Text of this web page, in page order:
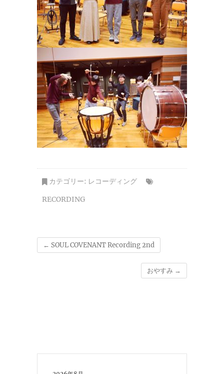
カテゴリー: レコーディング
RECORDING
← SOUL COVENANT Recording 2nd
おやすみ →